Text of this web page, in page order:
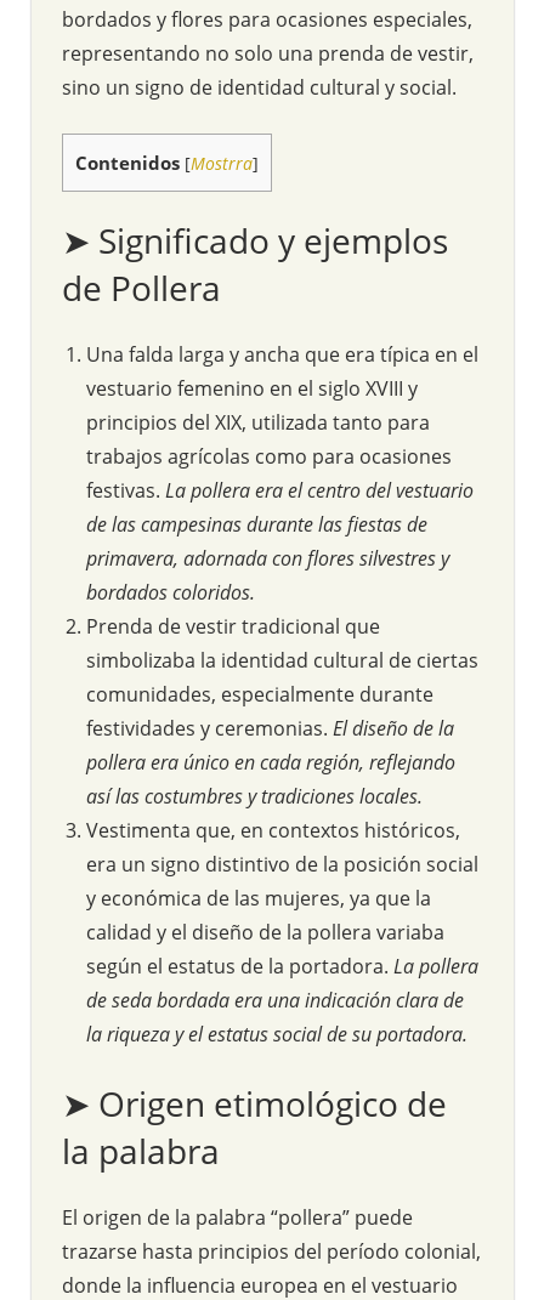
bordados y flores para ocasiones especiales,
representando no solo una prenda de vestir,
sino un signo de identidad cultural y social.
Contenidos [Mostrra]
➤ Significado y ejemplos
de Pollera
Una falda larga y ancha que era típica en el
vestuario femenino en el siglo XVIII y
principios del XIX, utilizada tanto para
trabajos agrícolas como para ocasiones
festivas. La pollera era el centro del vestuario
de las campesinas durante las fiestas de
primavera, adornada con flores silvestres y
bordados coloridos.
Prenda de vestir tradicional que
simbolizaba la identidad cultural de ciertas
comunidades, especialmente durante
festividades y ceremonias. El diseño de la
pollera era único en cada región, reflejando
así las costumbres y tradiciones locales.
Vestimenta que, en contextos históricos,
era un signo distintivo de la posición social
y económica de las mujeres, ya que la
calidad y el diseño de la pollera variaba
según el estatus de la portadora. La pollera
de seda bordada era una indicación clara de
la riqueza y el estatus social de su portadora.
➤ Origen etimológico de
la palabra
El origen de la palabra “pollera” puede
trazarse hasta principios del período colonial,
donde la influencia europea en el vestuario